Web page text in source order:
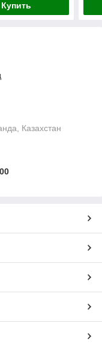
Купить
Казахстан